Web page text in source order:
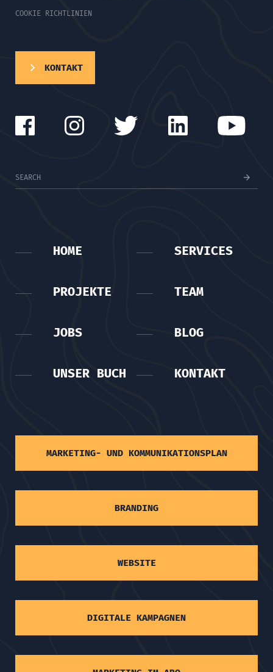
COOKIE RICHTLINIEN
KONTAKT
HOME SERVICES
PROJEKTE TEAM
JOBS BLOG
UNSER BUCH KONTAKT
MARKETING- UND KOMMUNIKATIONSPLAN
BRANDING
WEBSITE
DIGITALE KAMPAGNEN